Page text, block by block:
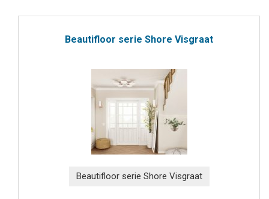
Beautifloor serie Shore Visgraat
Beautifloor serie Shore Visgraat